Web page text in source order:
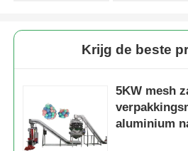
Verpakkingsmateriaal
Krijg de beste
5KW mesh
aluminium